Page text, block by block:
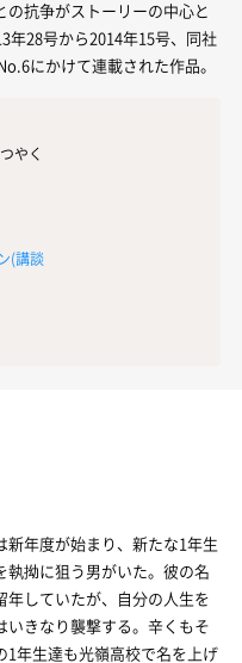
抗争がストーリーの中心と
年28号から2014年15号、同社
にかけて連載された作品。
やく
(講談
新年度が始まり、新たな1年生
執拗に狙う男がいた。彼の名
していたが、自分の人生を
いきなり襲撃する。辛くもそ
1年生達も光嶺高校で名を上げ